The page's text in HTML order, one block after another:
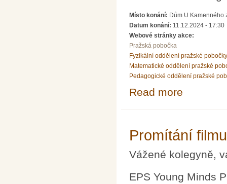
Místo konání: Dům U Kamenného
Datum konání: 11.12.2024 - 17:30
Webové stránky akce:
Pražská pobočka
Fyzikální oddělení pražské pobočky
Matematické oddělení pražské
Pedagogické oddělení pražské
Read more
Promítání
Vážené kolegyně,
EPS Young Minds